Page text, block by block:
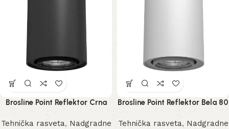
Brosline Point Reflektor Crna
80 mm 100 mm
Tehnička rasveta,Nadgradne
Brosline Point Reflektor Bela 80
mm 100 mm
Tehnička rasveta, Nadgradne